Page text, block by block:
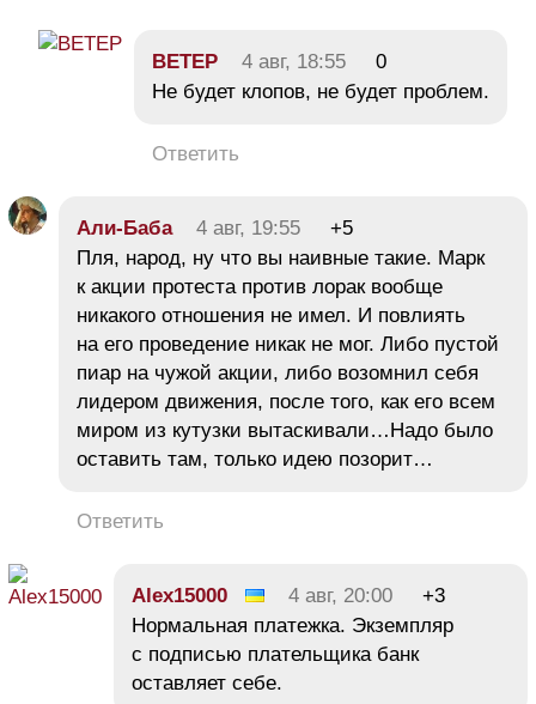
BETEP 4 авг, 18:55
0
Не будет клопов, не будет проблем.
Ответить
Али-Баба 4 авг, 19:55
+5
Пля, народ, ну что вы наивные такие. Марк
к акции протеста против лорак вообще
никакого отношения не имел. И повлиять
на его проведение никак не мог. Либо пустой
пиар на чужой акции, либо возомнил себя
лидером движения, после того, как его всем
миром из кутузки вытаскивали…Надо было
оставить там, только идею позорит…
Ответить
Alex15000 4 авг, 20:00
+3
Нормальная платежка. Экземпляр
с подписью плательщика банк
оставляет себе.